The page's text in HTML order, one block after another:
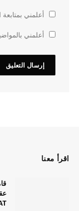
أعلمني بمتابعة
أعلمني
اقرأ معنا